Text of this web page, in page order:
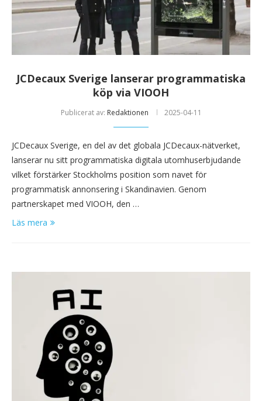
JCDecaux Sverige lanserar programmatiska
köp via VIOOH
Publicerat av: Redaktionen 2025-04-11
JCDecaux Sverige, en del av det globala JCDecaux-nätverket,
lanserar nu sitt programmatiska digitala utomhuserbjudande
vilket förstärker Stockholms position som navet för
programmatisk annonsering i Skandinavien. Genom
partnerskapet med VIOOH, den …
Läs mera